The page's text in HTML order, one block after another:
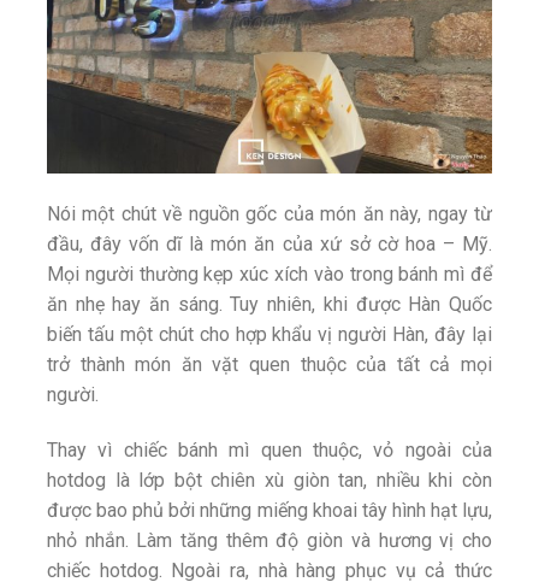
Nói một chút về nguồn gốc của món ăn này, ngay từ
đầu, đây vốn dĩ là món ăn của xứ sở cờ hoa – Mỹ.
Mọi người thường kẹp xúc xích vào trong bánh mì để
ăn nhẹ hay ăn sáng. Tuy nhiên, khi được Hàn Quốc
biến tấu một chút cho hợp khẩu vị người Hàn, đây lại
trở thành món ăn vặt quen thuộc của tất cả mọi
người.
Thay vì chiếc bánh mì quen thuộc, vỏ ngoài của
hotdog là lớp bột chiên xù giòn tan, nhiều khi còn
được bao phủ bởi những miếng khoai tây hình hạt lựu,
nhỏ nhắn. Làm tăng thêm độ giòn và hương vị cho
chiếc hotdog. Ngoài ra, nhà hàng phục vụ cả thức